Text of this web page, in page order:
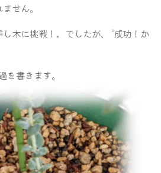
せん｡
木に挑戦！〟でしたが､〝成功！か
を書きます｡